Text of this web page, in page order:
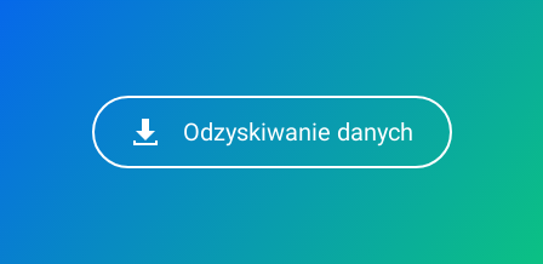
Odzyskiwanie danych